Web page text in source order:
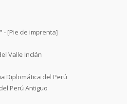
- [Pie de imprenta]
Valle Inclán
Diplomática del Perú
Perú Antiguo